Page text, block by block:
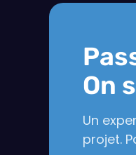
On
Un
projet.